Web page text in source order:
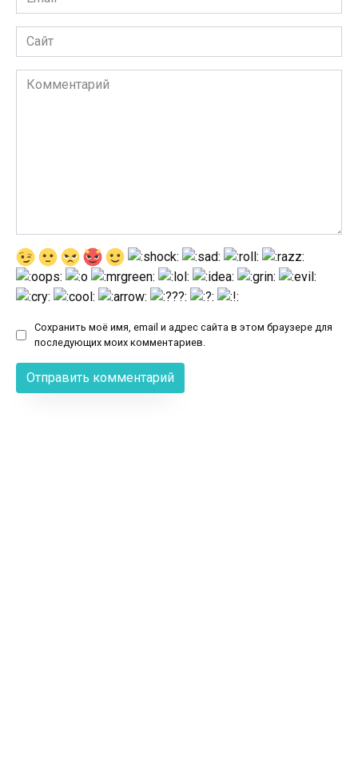
*
Сайт
Комментарий
Сохранить моё имя, email и адрес сайта в этом браузере для
последующих моих комментариев.